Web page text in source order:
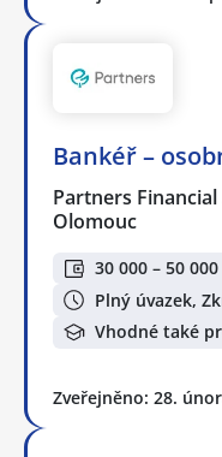
Bankéř –
Partners
Olomouc
30 000 – 50 000
Plný úvazek,
Vhodné také
Zveřejněno: 28.